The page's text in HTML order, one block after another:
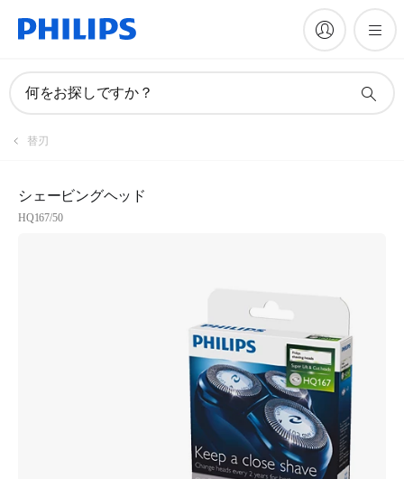
何をお探しですか？
登録替刃
シェービングヘッド
HQ167/50